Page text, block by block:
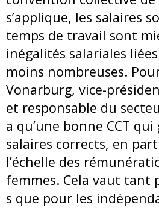
s’applique, les salaires
temps de travail sont
inégalités salariales
moins nombreuses.
Vonarburg, vice-
et responsable du
a qu’une bonne CCT
salaires corrects, en
l’échelle des
femmes. Cela vaut tant
s que pour les